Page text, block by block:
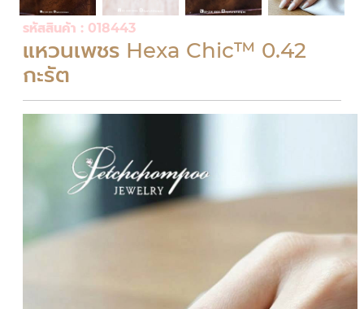
รหัสสินค้า : 018443
แหวนเพชร Hexa Chic™ 0.42
กะรัต